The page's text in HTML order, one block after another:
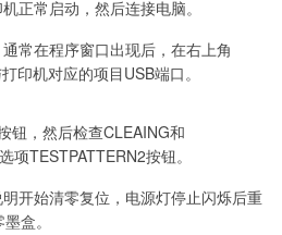
正常启动，然后连接电脑。
常在程序窗口出现后，在右上角
印机对应的项目USB端口。
钮，然后检查CLEAING和
项TESTPATTERN2按钮。
开始清零复位，电源灯停止闪烁后重
盒。